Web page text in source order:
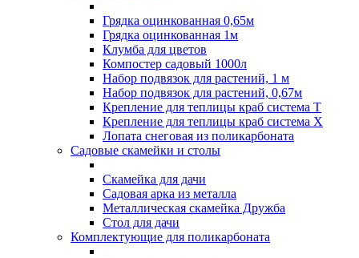
Грядка оцинкованная 0,65м
Грядка оцинкованная 1м
Клумба для цветов
Компостер садовый 1000л
Набор подвязок для растений, 1 м
Набор подвязок для растений, 0,67м
Крепление для теплицы краб система Т
Крепление для теплицы краб система Х
Лопата снеговая из поликарбоната
Садовые скамейки и столы
Скамейка для дачи
Садовая арка из металла
Металлическая скамейка Дружба
Стол для дачи
Комплектующие для поликарбоната